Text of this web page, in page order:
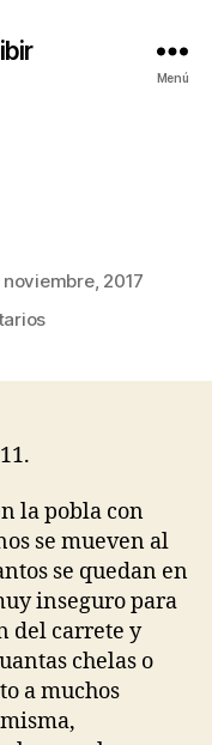
Menú
noviembre, 2017
en
la pobla con
se mueven al
se quedan en
inseguro para
del carrete y
chelas o
a muchos